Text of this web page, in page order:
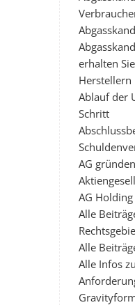
erhalten
Herstellern
Ablauf der
Schritt
AG
AG
Alle
Alle
Alle Infos